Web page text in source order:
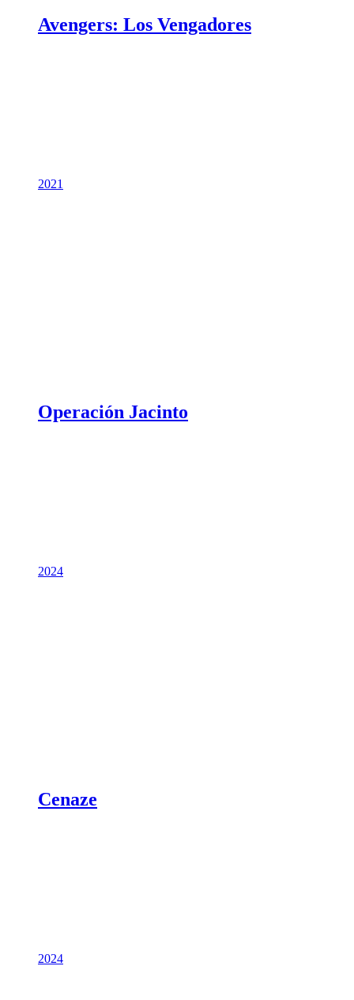
Avengers: Los Vengadores
2021
Operación Jacinto
2024
Cenaze
2024